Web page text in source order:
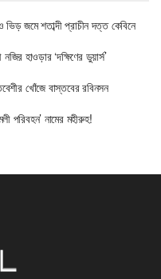
জমে শতাব্দী প্রাচীন দত্ত কেবিনে
হাওড়ার ‘দক্ষিণের ডুয়ার্স’
খোঁজে বাস্তবের রবিনসন
পরিবহন’ নামের মহীরুহ!